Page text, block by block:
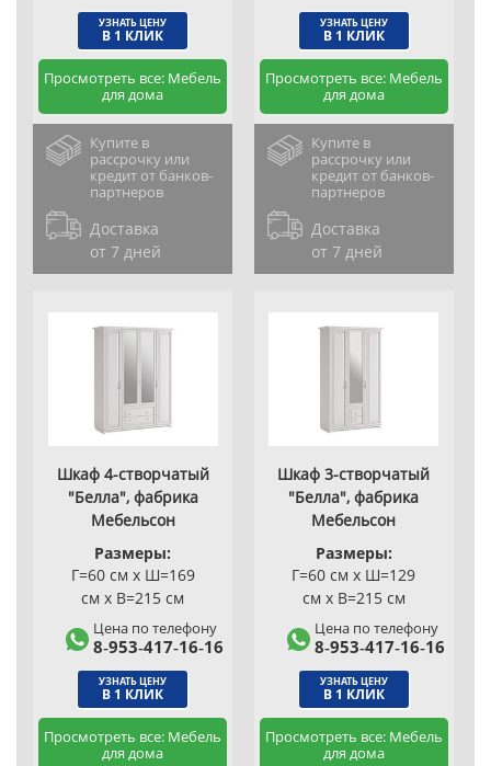
УЗНАТЬ ЦЕНУ
В 1 КЛИК
Просмотреть все: Мебель
для дома
Купите в
рассрочку или
кредит от банков-
партнеров
Доставка
от 7 дней
УЗНАТЬ ЦЕНУ
В 1 КЛИК
Просмотреть все: Мебель
для дома
Купите в
рассрочку или
кредит от банков-
партнеров
Доставка
от 7 дней
Шкаф 4-створчатый
"Белла", фабрика
Мебельсон
Размеры:
Г=60 см x Ш=169
см x В=215 см
Цена по телефону
8‑953‑417‑16‑16
УЗНАТЬ ЦЕНУ
В 1 КЛИК
Просмотреть все: Мебель
для дома
Шкаф 3-створчатый
"Белла", фабрика
Мебельсон
Размеры:
Г=60 см x Ш=129
см x В=215 см
Цена по телефону
8‑953‑417‑16‑16
УЗНАТЬ ЦЕНУ
В 1 КЛИК
Просмотреть все: Мебель
для дома